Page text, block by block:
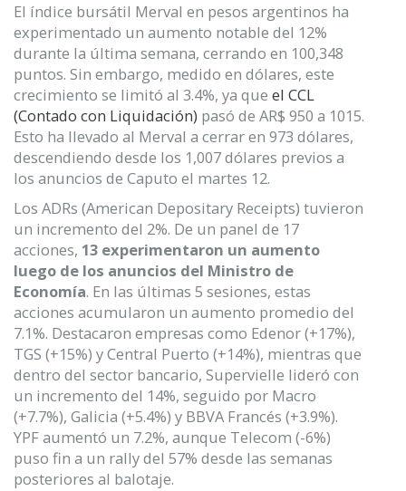
El índice bursátil Merval en pesos argentinos ha
experimentado un aumento notable del 12%
durante la última semana, cerrando en 100,348
puntos. Sin embargo, medido en dólares, este
crecimiento se limitó al 3.4%, ya que el CCL
(Contado con Liquidación) pasó de AR$ 950 a 1015.
Esto ha llevado al Merval a cerrar en 973 dólares,
descendiendo desde los 1,007 dólares previos a
los anuncios de Caputo el martes 12.
Los ADRs (American Depositary Receipts) tuvieron
un incremento del 2%. De un panel de 17
acciones, 13 experimentaron un aumento
luego de los anuncios del Ministro de
Economía. En las últimas 5 sesiones, estas
acciones acumularon un aumento promedio del
7.1%. Destacaron empresas como Edenor (+17%),
TGS (+15%) y Central Puerto (+14%), mientras que
dentro del sector bancario, Supervielle lideró con
un incremento del 14%, seguido por Macro
(+7.7%), Galicia (+5.4%) y BBVA Francés (+3.9%).
YPF aumentó un 7.2%, aunque Telecom (-6%)
puso fin a un rally del 57% desde las semanas
posteriores al balotaje.